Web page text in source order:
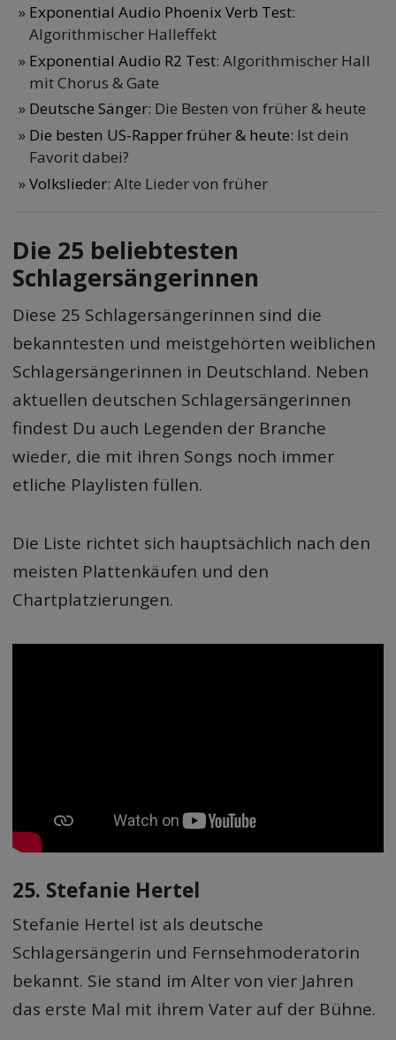
Exponential Audio Phoenix Verb Test:
Algorithmischer Halleffekt
Exponential Audio R2 Test: Algorithmischer Hall
mit Chorus & Gate
Deutsche Sänger: Die Besten von früher & heute
Die besten US-Rapper früher & heute: Ist dein
Favorit dabei?
Volkslieder: Alte Lieder von früher
Die 25 beliebtesten
Schlagersängerinnen
Diese 25 Schlagersängerinnen sind die
bekanntesten und meistgehörten weiblichen
Schlagersängerinnen in Deutschland. Neben
aktuellen deutschen Schlagersängerinnen
findest Du auch Legenden der Branche
wieder, die mit ihren Songs noch immer
etliche Playlisten füllen.
Die Liste richtet sich hauptsächlich nach den
meisten Plattenkäufen und den
Chartplatzierungen.
25. Stefanie Hertel
Stefanie Hertel ist als deutsche
Schlagersängerin und Fernsehmoderatorin
bekannt. Sie stand im Alter von vier Jahren
das erste Mal mit ihrem Vater auf der Bühne.